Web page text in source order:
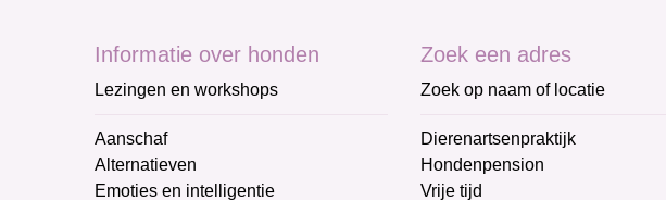
Informatie over honden
Lezingen en workshops
Aanschaf
Alternatieven
Emoties en intelligentie
Zoek een adres
Zoek op naam of locatie
Dierenartsenpraktijk
Hondenpension
Vrije tijd